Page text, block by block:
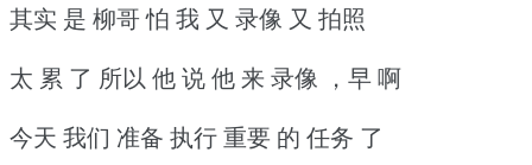
其实 是 柳哥 怕 我 又 录像 又 拍照
太 累 了 所以 他 说 他 来 录像 ，早 啊
今天 我们 准备 执行 重要 的 任务 了